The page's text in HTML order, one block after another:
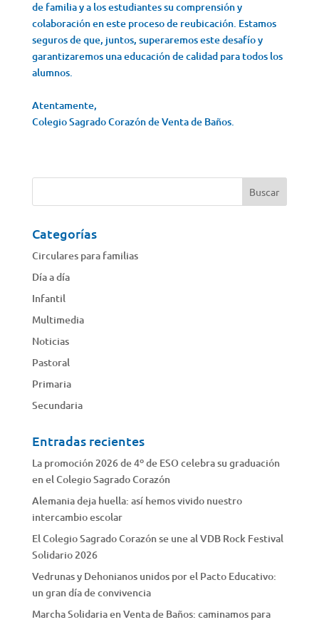
de familia y a los estudiantes su comprensión y
colaboración en este proceso de reubicación. Estamos
seguros de que, juntos, superaremos este desafío y
garantizaremos una educación de calidad para todos los
alumnos.
Atentamente,
Colegio Sagrado Corazón de Venta de Baños.
Categorías
Circulares para familias
Día a día
Infantil
Multimedia
Noticias
Pastoral
Primaria
Secundaria
Entradas recientes
La promoción 2026 de 4º de ESO celebra su graduación
en el Colegio Sagrado Corazón
Alemania deja huella: así hemos vivido nuestro
intercambio escolar
El Colegio Sagrado Corazón se une al VDB Rock Festival
Solidario 2026
Vedrunas y Dehonianos unidos por el Pacto Educativo:
un gran día de convivencia
Marcha Solidaria en Venta de Baños: caminamos para